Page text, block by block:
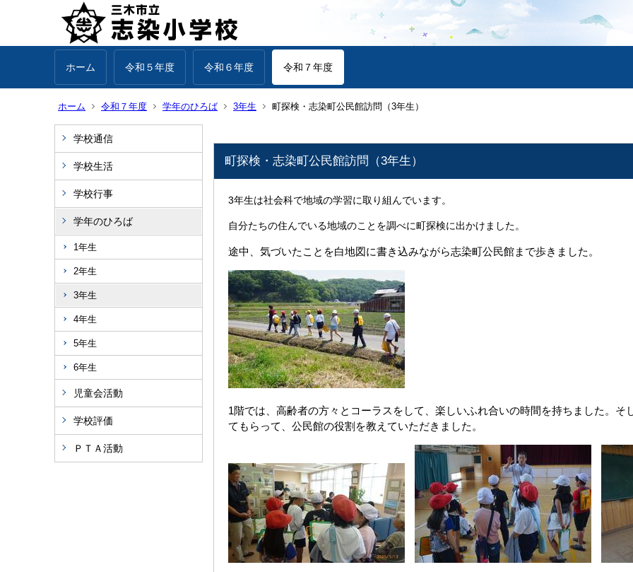
ホーム 令和５年度 令和６年度 令和７年度
ホーム 令和７年度 学年のひろば 3年生 町探検・志染町公民館訪問（3年生）
学校通信
学校生活
学校行事
学年のひろば
1年生
2年生
3年生
4年生
5年生
6年生
児童会活動
学校評価
ＰＴＡ活動
町探検・志染町公民館訪問（3年生）
3年生は社会科で地域の学習に取り組んでいます。
自分たちの住んでいる地域のことを調べに町探検に出かけました。
途中、気づいたことを白地図に書き込みながら志染町公民館まで歩きました 。
1階では、高齢者の方々とコーラスをして、楽しいふれ合いの時間を持ちました。
てもらって、公民館の役割を教えていただきました。